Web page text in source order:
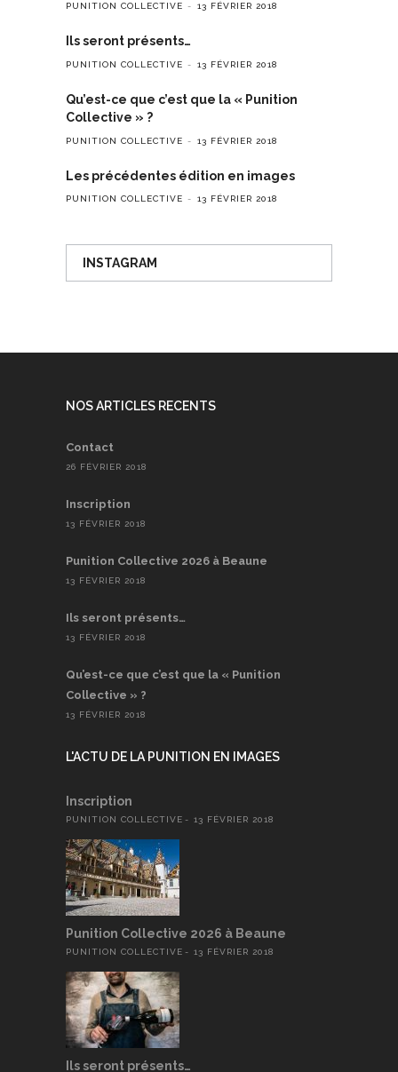
PUNITION COLLECTIVE 13 FÉVRIER 2018
Ils seront présents…
PUNITION COLLECTIVE 13 FÉVRIER 2018
Qu’est-ce que c’est que la « Punition
Collective » ?
PUNITION COLLECTIVE 13 FÉVRIER 2018
Les précédentes édition en images
PUNITION COLLECTIVE 13 FÉVRIER 2018
INSTAGRAM
NOS ARTICLES RECENTS
Contact
26 FÉVRIER 2018
Inscription
13 FÉVRIER 2018
Punition Collective 2026 à Beaune
13 FÉVRIER 2018
Ils seront présents…
13 FÉVRIER 2018
Qu’est-ce que c’est que la « Punition
Collective » ?
13 FÉVRIER 2018
L'ACTU DE LA PUNITION EN IMAGES
Inscription
PUNITION COLLECTIVE 13 FÉVRIER 2018
Punition Collective 2026 à Beaune
PUNITION COLLECTIVE 13 FÉVRIER 2018
Ils seront présents…